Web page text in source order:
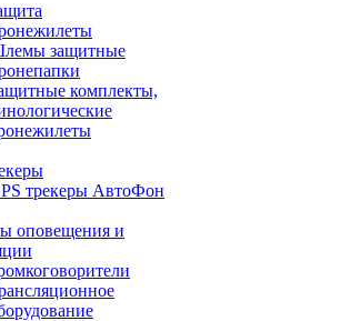
защитные
комплекты,
трекеры АвтоФон
оповещения и